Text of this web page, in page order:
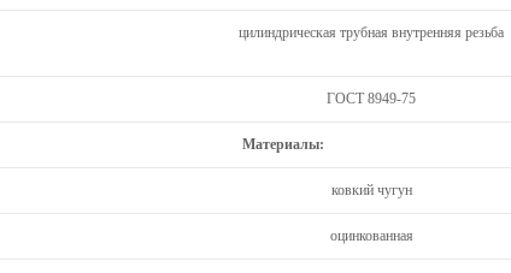
цилиндрическая трубная внутренняя резьба
ГОСТ 8949-75
Материалы:
ковкий чугун
оцинкованная